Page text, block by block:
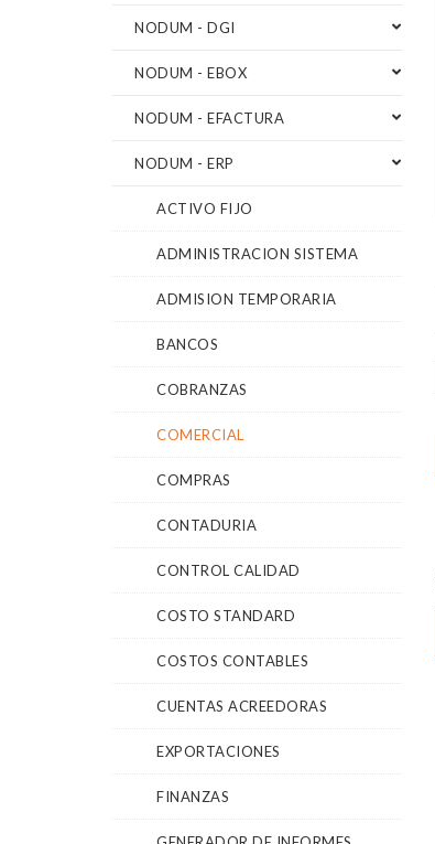
NODUM - DGI
NODUM - EBOX
NODUM - EFACTURA
NODUM - ERP
ACTIVO FIJO
ADMINISTRACION SISTEMA
ADMISION TEMPORARIA
BANCOS
COBRANZAS
COMERCIAL
COMPRAS
CONTADURIA
CONTROL CALIDAD
COSTO STANDARD
COSTOS CONTABLES
CUENTAS ACREEDORAS
EXPORTACIONES
FINANZAS